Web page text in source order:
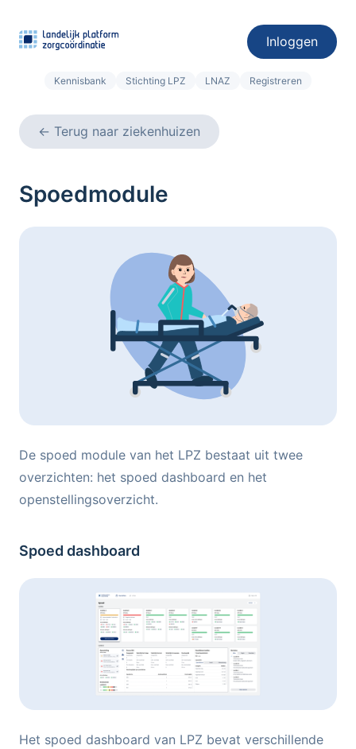
← Terug naar ziekenhuizen
Spoedmodule
De spoed module van het LPZ bestaat uit twee
overzichten: het spoed dashboard en het
openstellingsoverzicht.
Spoed dashboard
Het spoed dashboard van LPZ bevat verschillende
Inloggen
Kennisbank Stichting LPZ LNAZ Registreren